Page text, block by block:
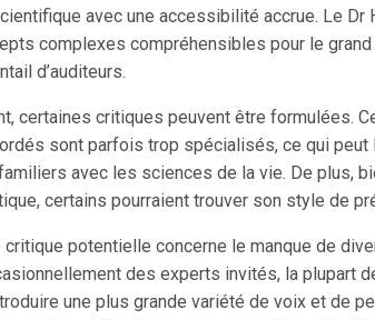
avec une accessibilité accrue. Le Dr
complexes compréhensibles pour le
d’auditeurs.
certaines critiques peuvent être formulées.
sont parfois trop spécialisés, ce qui peut
avec les sciences de la vie. De plus,
certains pourraient trouver son style de
critique potentielle concerne le manque de
des experts invités, la plupart
une plus grande variété de voix et de